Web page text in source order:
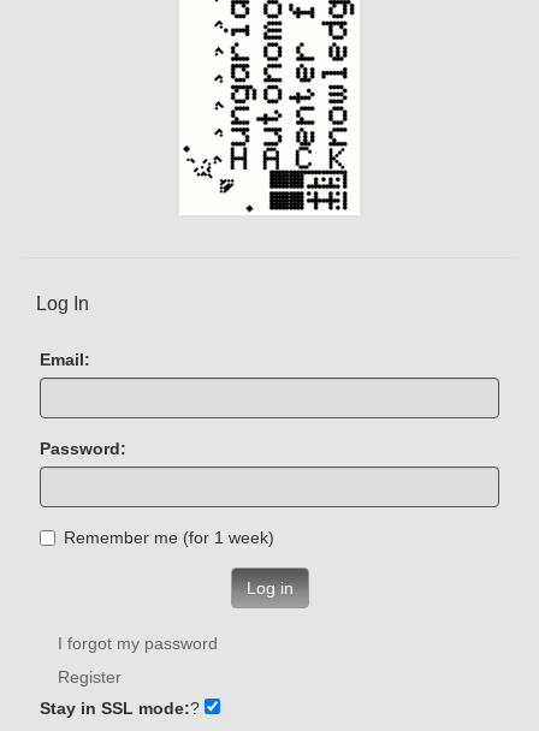
Log In
Email:
Password:
Remember me (for 1 week)
Log in
I forgot my password
Register
Stay in SSL mode:?